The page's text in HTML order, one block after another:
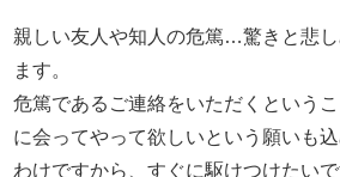
親しい友人や知人の危篤…驚きと悲
ます。
危篤であるご連絡をいただくという
に会ってやって欲しいという願いも
わけですから、すぐに駆けつけたいで